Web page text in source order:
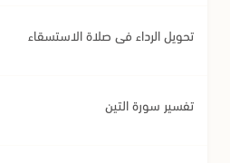
تحويل الرداء في صلاة الاستسقاء
تفسير سورة التين